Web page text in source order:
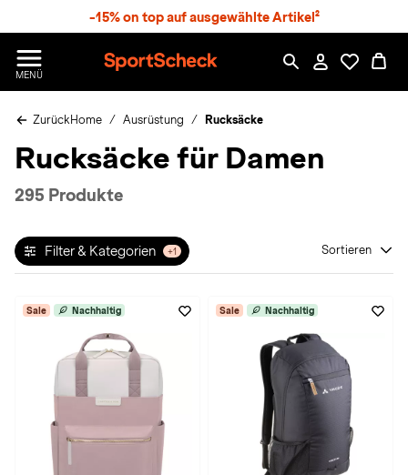
-15% on top auf ausgewählte Artikel²
MENÜ
p
r
S
h
k
ZurückHome Ausrüstung Rucksäcke
Rucksäcke für Damen
295 Produkte
Filter & Kategorien +1 Sortieren
Sale Nachhaltig Sale Nachhaltig